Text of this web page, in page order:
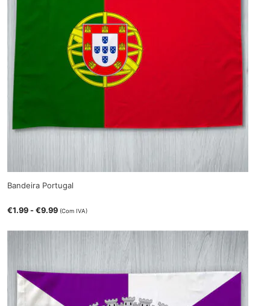
Bandeira Portugal
€1.99 -€9.99 (Com IVA)